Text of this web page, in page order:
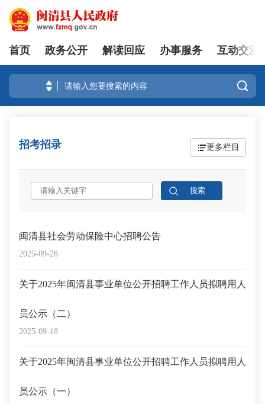
登录
首页 政务公开 解读回应 办事服务 互动交流

招考招录 更多栏目
2025-09-28
闽清县社会劳动保险中心招聘公告
2025-09-18
关于2025年闽清县事业单位公开招聘工作人员拟聘用人
员公示（二）
关于2025年闽清县事业单位公开招聘工作人员拟聘用人
员公示（一）